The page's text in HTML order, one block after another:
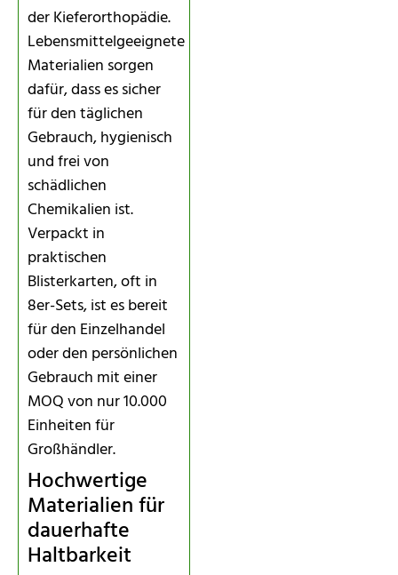
der Kieferorthopädie.
Lebensmittelgeeignete
Materialien sorgen
dafür, dass es sicher
für den täglichen
Gebrauch, hygienisch
und frei von
schädlichen
Chemikalien ist.
Verpackt in
praktischen
Blisterkarten, oft in
8er-Sets, ist es bereit
für den Einzelhandel
oder den persönlichen
Gebrauch mit einer
MOQ von nur 10.000
Einheiten für
Großhändler.
Hochwertige
Materialien für
dauerhafte
Haltbarkeit